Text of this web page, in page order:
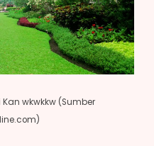
wkwkkw (Sumber